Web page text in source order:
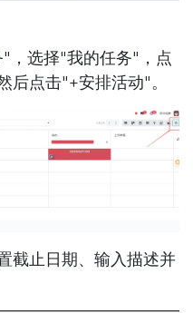
，选择"我的任务"，点
后点击"+安排活动"。
截止日期、输入描述并